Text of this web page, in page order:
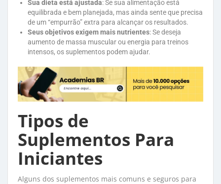
Sua dieta está ajustada: Se sua alimentação está
equilibrada e bem planejada, mas ainda sente que precisa
de um “empurrão” extra para alcançar os resultados.
Seus objetivos exigem mais nutrientes: Se deseja
aumento de massa muscular ou energia para treinos
intensos, os suplementos podem ajudar.
Tipos de
Suplementos Para
Iniciantes
Alguns dos suplementos mais comuns e seguros para